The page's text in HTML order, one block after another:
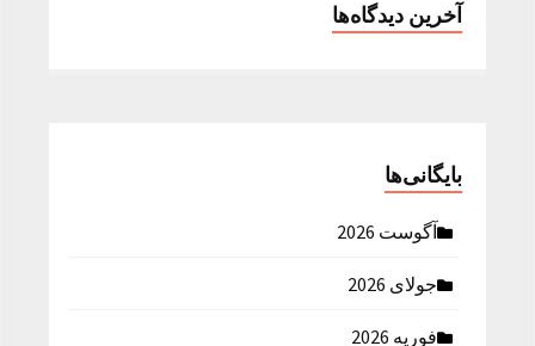
آخرین دیدگاه‌ها
بایگانی‌ها
آگوست 2026
جولای 2026
فوریه 2026